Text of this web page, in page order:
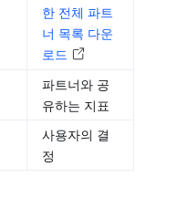
한 전체 파트
너 목록 다운
로드
파트너와 공
유하는 지표
사용자의 결
정